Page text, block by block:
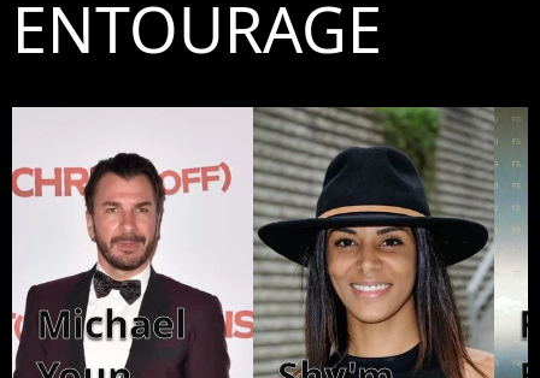
ENTOURAGE
Michael